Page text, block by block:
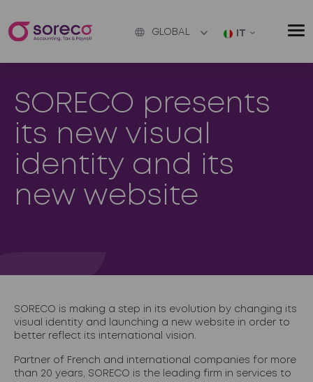
GLOBAL IT
SORECO presents
its new visual
identity and its
new website
SORECO is making a step in its evolution by changing its
visual identity and launching a new website in order to
better reflect its international vision.
Partner of French and international companies for more
than 20 years, SORECO is the leading firm in services to